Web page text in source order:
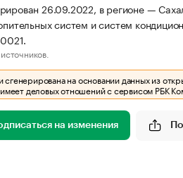
26.09.2022, в регионе —
систем и систем
на основании данных из
деловых отношений с сервисом РБК
на изменения